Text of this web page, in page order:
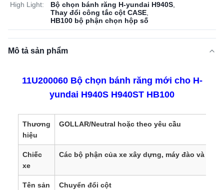
High Light: Bộ chọn bánh răng H-yundai H940S
Thay đổi công tắc cột CASE
HB100 bộ phận chọn hộp số
Mô tả sản phẩm
11U200060 Bộ chọn bánh răng mới cho H-
yundai H940S H940ST HB100
Thương
hiệu
GOLLAR/Neutral hoặc theo yêu cầu
Chiếc
xe
Các bộ phận của xe xây dựng, máy đào và xe
Tên sản
Chuyển đổi cột